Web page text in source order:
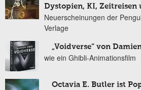
Dystopien, KI, Zeitreisen
Neuerscheinungen der
Verlage
„Voidverse“ von
wie ein Ghibli-Animationsfilm
Octavia E. Butler ist